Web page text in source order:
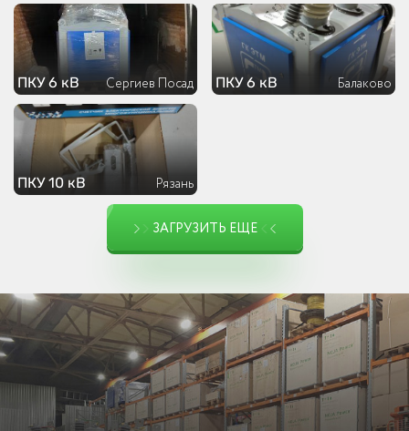
ПКУ 6 кВ Сергиев Посад ПКУ 6 кВ Балаково
ПКУ 10 кВ Рязань
ЗАГРУЗИТЬ ЕЩЕ